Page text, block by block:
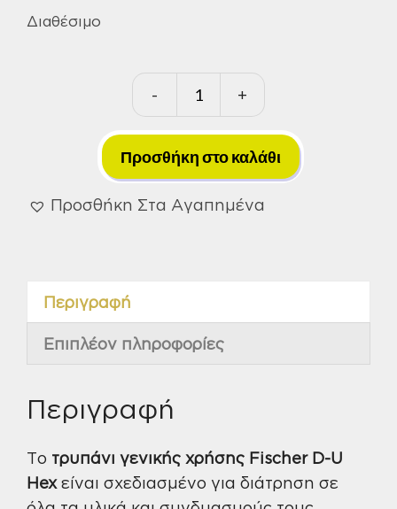
Διαθέσιμο
-
Τρυπάνι
Γενικής
Χρήσης
5,0X50/100
D-
+
Προσθήκη στο καλάθι
Προσθήκη Στα Αγαπημένα
Περιγραφή
Επιπλέον πληροφορίες
Περιγραφή
Το τρυπάνι γενικής χρήσης Fischer D-U
Hexείναι σχεδιασμένο για διάτρηση σε